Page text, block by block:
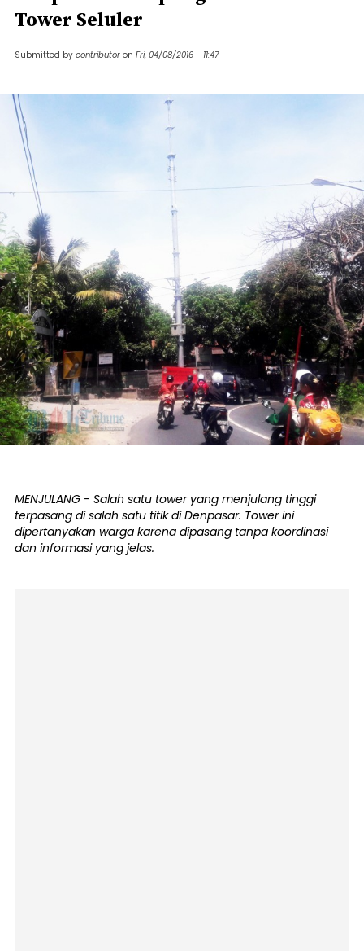
Tower Seluler
Submitted by contributor on Fri, 04/08/2016 - 11:47
MENJULANG - Salah satu tower yang menjulang tinggi
terpasang di salah satu titik di Denpasar. Tower ini
dipertanyakan warga karena dipasang tanpa koordinasi
dan informasi yang jelas.